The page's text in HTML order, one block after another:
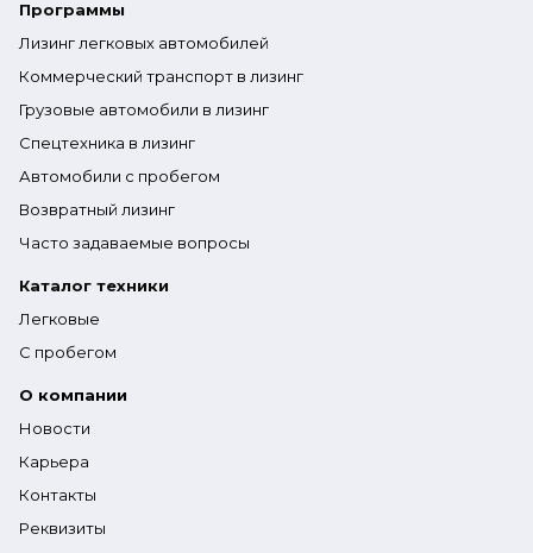
Программы
Лизинг легковых автомобилей
Коммерческий транспорт в лизинг
Грузовые автомобили в лизинг
Спецтехника в лизинг
Автомобили с пробегом
Возвратный лизинг
Часто задаваемые вопросы
Каталог техники
Легковые
С пробегом
О компании
Новости
Карьера
Контакты
Реквизиты